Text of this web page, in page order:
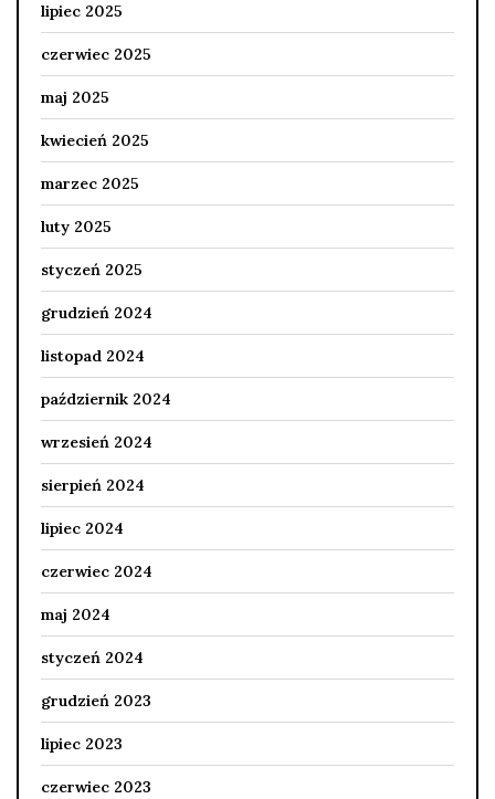
lipiec 2025
czerwiec 2025
maj 2025
kwiecień 2025
marzec 2025
luty 2025
styczeń 2025
grudzień 2024
listopad 2024
październik 2024
wrzesień 2024
sierpień 2024
lipiec 2024
czerwiec 2024
maj 2024
styczeń 2024
grudzień 2023
lipiec 2023
czerwiec 2023